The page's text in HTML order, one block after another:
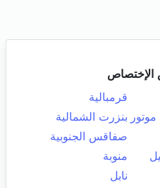
قرمبالية
بنزرت الشمالية
صفاقس الجنوبية
منوبة
نابل